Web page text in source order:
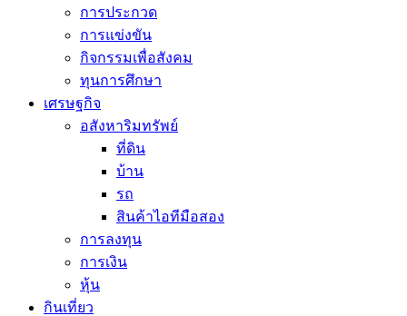
การประกวด
การแข่งขัน
กิจกรรมเพื่อสังคม
ทุนการศึกษา
เศรษฐกิจ
อสังหาริมทรัพย์
ที่ดิน
บ้าน
รถ
สินค้าไอทีมือสอง
การลงทุน
การเงิน
หุ้น
กินเที่ยว